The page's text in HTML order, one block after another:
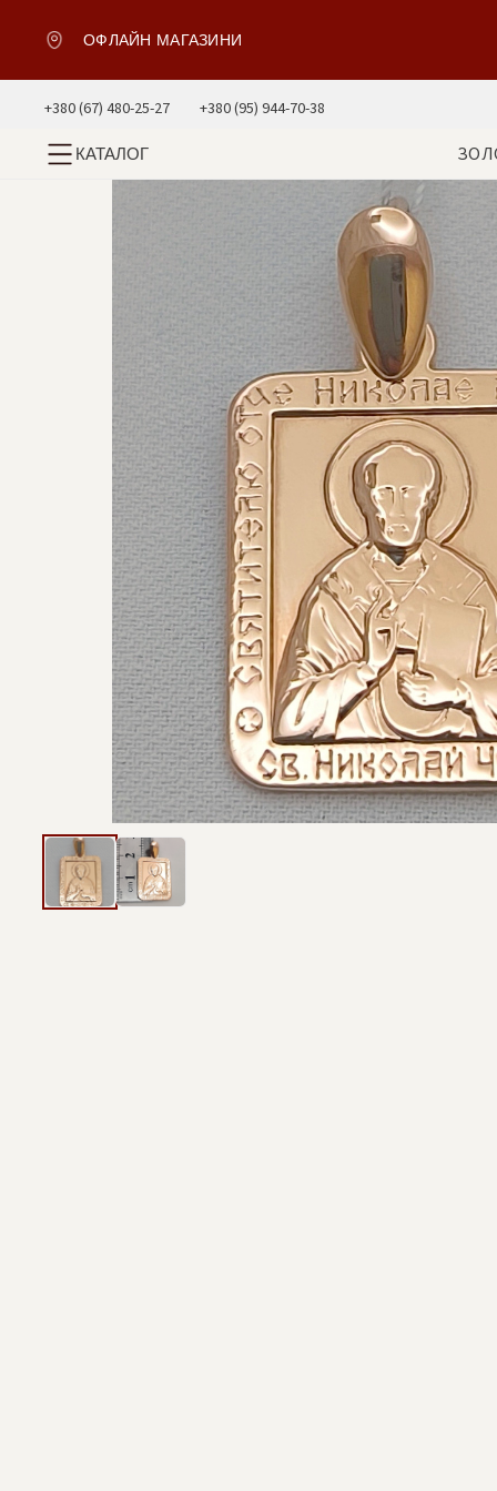
ОФЛАЙН МАГАЗИНИ
+380 (67) 480-25-27 +380 (95) 944-70-38
КАТАЛОГ